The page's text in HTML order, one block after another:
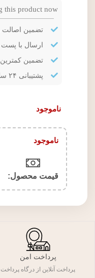
this product now!
تضمین اصالت
ارسال با پست
تضمین
پشتیبانی ۲۴ ساعته
ناموجود
ناموجود
قیمت محصول:​
پرداخت امن
پرداخت آنلاین از درگاه پرداخت